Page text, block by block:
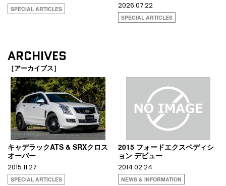
SPECIAL ARTICLES 2026.07.22
SPECIAL ARTICLES
ARCHIVES
［アーカイブス］
キャデラックATS & SRXクロス
オーバー
2015.11.27
SPECIAL ARTICLES
2015 フォードエクスペディシ
ョン デビュー
2014.02.24
NEWS & INFORMATION